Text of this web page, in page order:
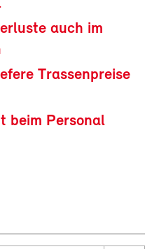
auch im
Trassenpreise
beim Personal